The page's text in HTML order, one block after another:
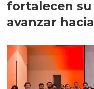
fortalecen su
avanzar